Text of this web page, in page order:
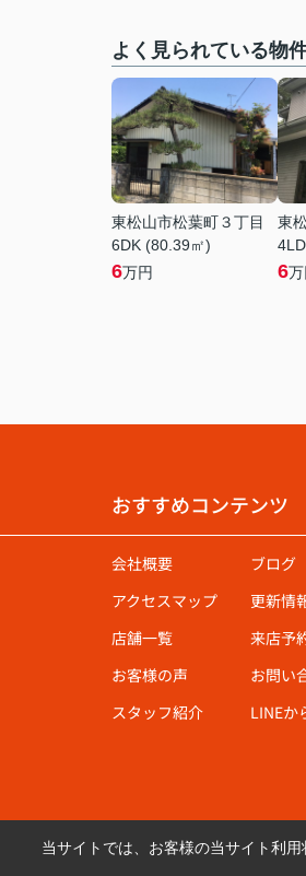
よく見られている物
東松山市松葉町３丁目
6DK (80.39㎡)
6万円
東
6万
おすすめコンテンツ
会社概要
アクセスマップ
店舗一覧
お客様の声
スタッフ紹介
ブログ
更新情
来店予
お問い
LINEか
当サイトでは、お客様の当サイト利